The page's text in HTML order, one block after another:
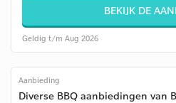
BEKIJK DE
Geldig t/m Aug 2026
Aanbieding
Diverse BBQ aanbiedingen van